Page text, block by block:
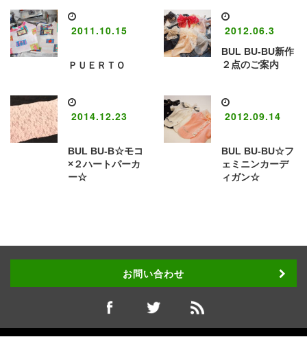
2011.10.15
ＰＵＥＲＴＯ
2012.06.3
BUL BU-BU新作
２点のご案内
2014.12.23
BUL BU-B☆モコ
×２ハートパーカ
ー☆
2012.09.14
BUL BU-BU☆フ
ェミニンカーデ
ィガン☆
お問い合わせ